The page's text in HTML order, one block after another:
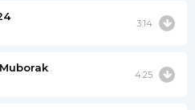
3:14
4:25